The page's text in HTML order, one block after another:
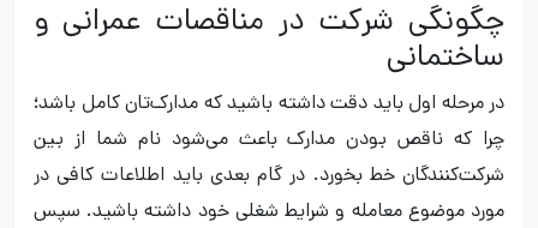
چگونگی شرکت در مناقصات عمرانی و
ساختمانی
در مرحله اول باید دقت داشته باشید که مدارک‌تان کامل باشد؛
چرا که ناقص بودن مدارک باعث می‌شود نام شما از بین
شرکت‌کنندگان خط بخورد. در گام بعدی باید اطلاعات کافی در
مورد موضوع معامله و شرایط شغلی خود داشته باشید. سپس